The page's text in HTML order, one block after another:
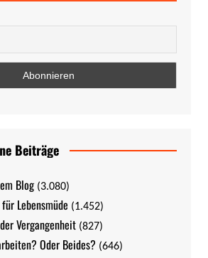
Beiträge
Blog (3.080)
Lebensmüde (1.452)
Vergangenheit (827)
Oder Beides? (646)